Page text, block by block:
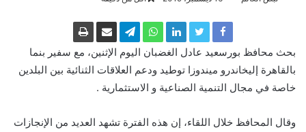
بحث محافظ بورسعيد عادل الغضبان اليوم الإثنين، مع سفير بنما
بالقاهرة إليخاندرو ميندوزا توطيد ودعم العلاقات الثنائية بين البلدين
خاصة في مجال التنمية الصناعية و الاستثمارية .
وقال المحافظ خلال اللقاء، إن هذه الفترة تشهد العديد من الإنجازات